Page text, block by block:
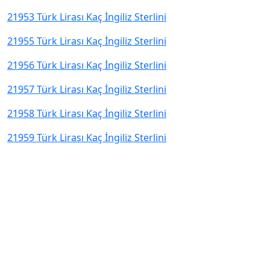
21953 Türk Lirası Kaç İngiliz Sterlini
21955 Türk Lirası Kaç İngiliz Sterlini
21956 Türk Lirası Kaç İngiliz Sterlini
21957 Türk Lirası Kaç İngiliz Sterlini
21958 Türk Lirası Kaç İngiliz Sterlini
21959 Türk Lirası Kaç İngiliz Sterlini